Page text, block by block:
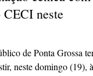
de Ida' encerra
cênica com
neste